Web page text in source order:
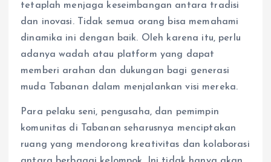
tetaplah menjaga keseimbangan antara tradisi
dan inovasi. Tidak semua orang bisa memahami
dinamika ini dengan baik. Oleh karena itu, perlu
adanya wadah atau platform yang dapat
memberi arahan dan dukungan bagi generasi
muda Tabanan dalam menjalankan visi mereka.
Para pelaku seni, pengusaha, dan pemimpin
komunitas di Tabanan seharusnya menciptakan
ruang yang mendorong kreativitas dan kolaborasi